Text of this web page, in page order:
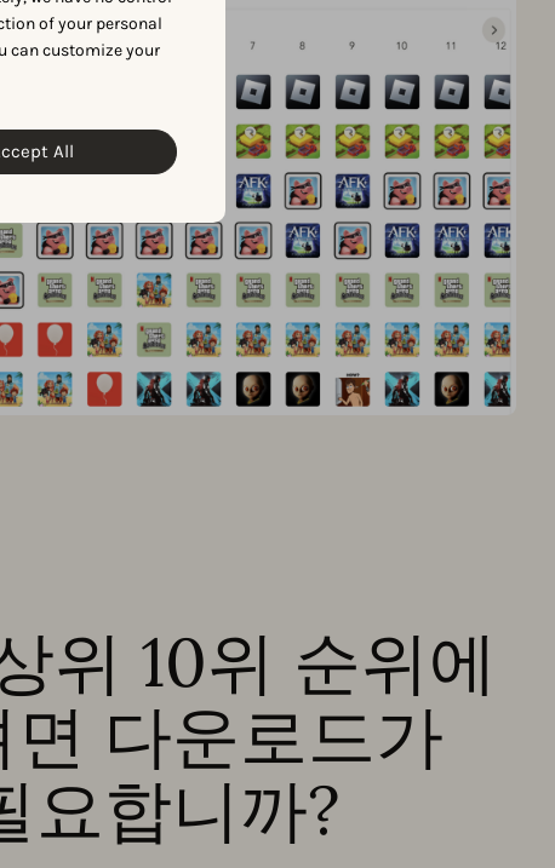
of your personal
can customize your
All
위 10위 순위에
다운로드가
요합니까?